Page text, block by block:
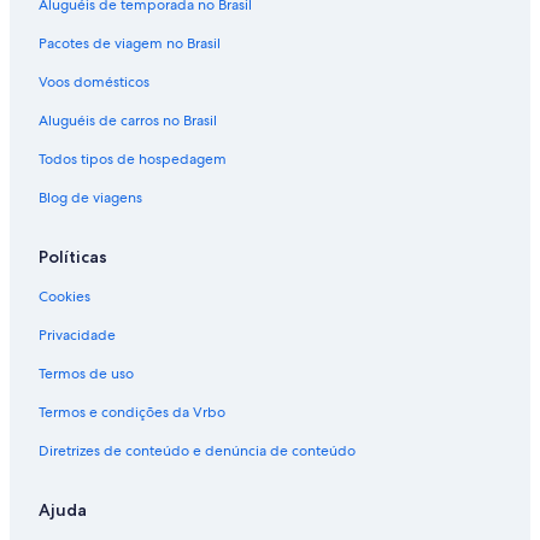
Hotéis - Lac Sainte-Marie
Hotéis baratos - Laval
Hotéis de luxo - Laval
Hotéis românticos - Laval
Hotéis de esqui - Mont-Tremblant
Hotéis perto da praia - Mont-Tremblant
Hotéis com banheira de hidromassagem - Montreal
Hotéis com café da manhã - Montreal
Hotel fazenda com passeio a cavalo - Montreal
Hotéis fazenda com pescaria - Montreal
Hotel cassino - Montreal
Hotéis de esqui - Montreal
Hotéis com spa - Montreal
Aluguéis de temporada no Brasil
Pacotes de viagem no Brasil
Voos domésticos
Aluguéis de carros no Brasil
Todos tipos de hospedagem
Blog de viagens
Políticas
Cookies
Privacidade
Termos de uso
Termos e condições da Vrbo
Diretrizes de conteúdo e denúncia de conteúdo
Ajuda